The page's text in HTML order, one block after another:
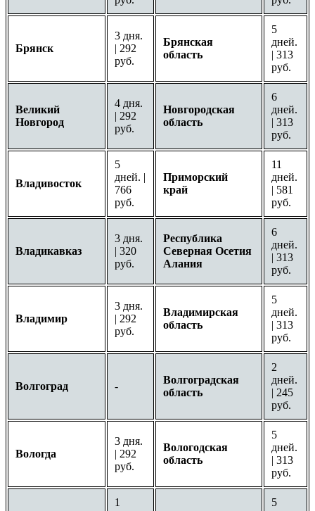
Брянск
3 дня.
| 292
руб.
Брянская
область
5
дней.
| 313
руб.
Великий
Новгород
4 дня.
| 292
руб.
Новгородская
область
6
дней.
| 313
руб.
Владивосток
5
дней. |
766
руб.
Приморский
край
11
дней.
| 581
руб.
Владикавказ
3 дня.
| 320
руб.
Республика
Северная Осетия
Алания
6
дней.
| 313
руб.
Владимир
3 дня.
| 292
руб.
Владимирская
область
5
дней.
| 313
руб.
Волгоград -
Волгоградская
область
2
дней.
| 245
руб.
Вологда
3 дня.
| 292
руб.
Вологодская
область
5
дней.
| 313
руб.
1
5